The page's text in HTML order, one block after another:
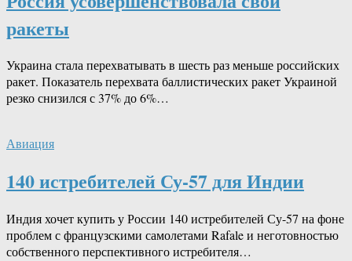
ракеты
Украина стала перехватывать в шесть раз меньше российских
ракет. Показатель перехвата баллистических ракет Украиной
резко снизился с 37% до 6%…
Авиация
140 истребителей Су-57 для Индии
Индия хочет купить у России 140 истребителей Су-57 на фоне
проблем с французскими самолетами Rafale и неготовностью
собственного перспективного истребителя…